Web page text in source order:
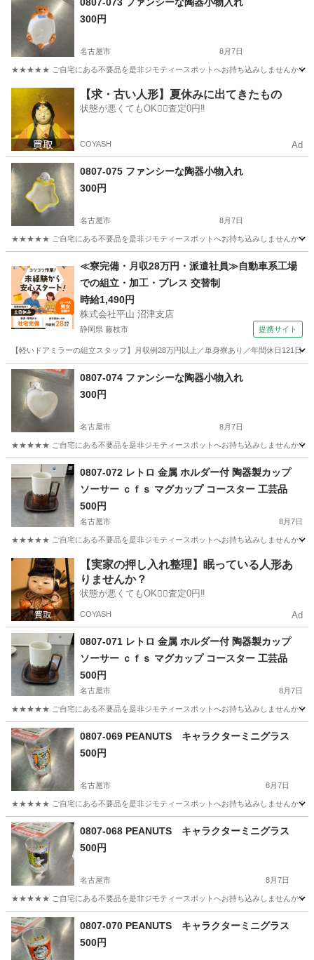
300円
名古屋市 8月7日
★★★★★ ご自宅にある不要品を是非ジモティースポットへお持ち込みしませんか？
生活雑貨 現地
【求・古い人形】夏休みに出てきたもの
状態が悪くてもOK🙆‍♀️査定0円‼️
COYASH Ad
0807-075 ファンシーな陶器小物入れ
300円
名古屋市 8月7日
★★★★★ ご自宅にある不要品を是非ジモティースポットへお持ち込みしませんか？
生活雑貨 現地
≪寮完備・月収28万円・派遣社員≫自動車系工場
での組立・加工・プレス 交替制
時給1,490円
株式会社平山 沼津支店
静岡県 藤枝市 提携サイト
【軽いドアミラーの組立スタッフ】月収例28万円以上／単身寮あり／年間休日121
静岡 藤枝市
0807-074 ファンシーな陶器小物入れ
300円
名古屋市 8月7日
★★★★★ ご自宅にある不要品を是非ジモティースポットへお持ち込みしませんか？
愛知 名古屋市 0807-072 レトロ 金属 ホルダー付 陶器製カップ
ソーサー ｃｆｓ マグカップ コースター 工芸品
500円
名古屋市 8月7日
★★★★★ ご自宅にある不要品を是非ジモティースポットへお持ち込みしませんか？
愛知 名古屋市 食器 工芸
【実家の押し入れ整理】眠っている人形あ
りませんか？
状態が悪くてもOK🙆‍♀️査定0円‼️
COYASH Ad
0807-071 レトロ 金属 ホルダー付 陶器製カップ
ソーサー ｃｆｓ マグカップ コースター 工芸品
500円
名古屋市 8月7日
★★★★★ ご自宅にある不要品を是非ジモティースポットへお持ち込みしませんか？
愛知 名古屋市 0807-069 PEANUTS キャラクターミニグラス
500円
名古屋市 8月7日
★★★★★ ご自宅にある不要品を是非ジモティースポットへお持ち込みしませんか？
愛知 名古屋市 0807-068 PEANUTS キャラクターミニグラス
500円
名古屋市 8月7日
★★★★★ ご自宅にある不要品を是非ジモティースポットへお持ち込みしませんか？
愛知 名古屋市 0807-070 PEANUTS キャラクターミニグラス
500円